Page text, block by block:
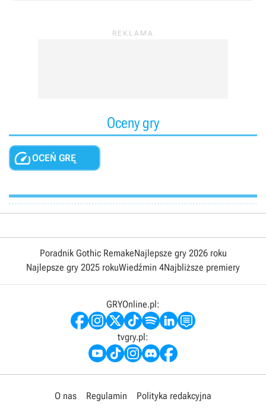
Oceny gry
OCEŃ GRĘ
Poradnik Gothic RemakeNajlepsze gry 2026 roku
Najlepsze gry 2025 rokuWiedźmin 4Najbliższe premiery
GRYOnline.pl:
tvgry.pl:
O nas Regulamin
Polityka redakcyjna